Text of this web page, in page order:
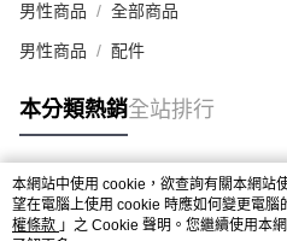
男性商品 全部商品
男性商品 配件
本分類熱銷全站排行
熱門標籤
本網站中使用 cookie，欲查詢有關本網站
望在電腦上使用 cookie 時應如何變更電腦
權條款 」之 Cookie 聲明。您繼續使用本